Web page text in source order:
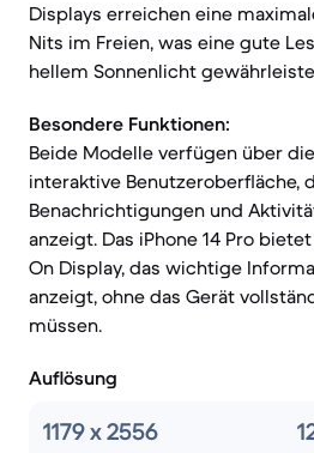
Displays erreichen eine
Nits im Freien, was eine gute
hellem Sonnenlicht
Besondere Funktionen:
Beide Modelle verfügen über
interaktive Benutzeroberfläche,
Benachrichtigungen und
anzeigt. Das iPhone 14 Pro
On Display, das wichtige
anzeigt, ohne das Gerät
müssen.
Auflösung
1179 x 2556